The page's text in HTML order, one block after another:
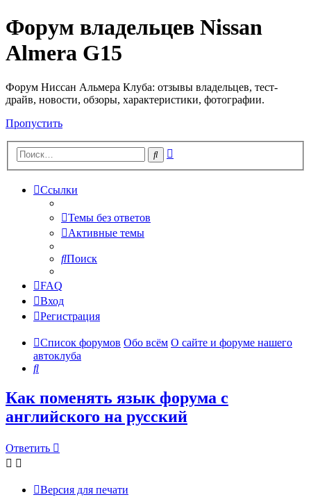
Форум владельцев Nissan
Almera G15
Форум Ниссан Альмера Клуба: отзывы владельцев, тест-
драйв, новости, обзоры, характеристики, фотографии.
Пропустить
Поиск
Ссылки
Темы без ответов
Активные темы
Поиск
FAQ
Вход
Регистрация
Список форумов Обо всём О сайте и форуме нашего
автоклуба
Поиск
Как поменять язык форума с
английского на русский
Ответить
Версия для печати